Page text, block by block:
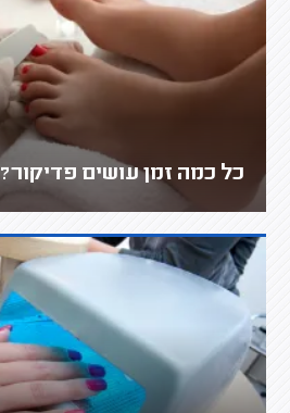
כל כמה זמן עושים פדיקור?